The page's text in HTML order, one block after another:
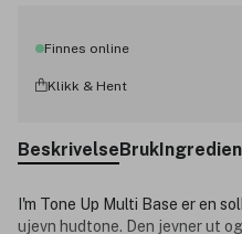
Finnes online
Klikk & Hent
BeskrivelseBruk
I'm Tone Up Multi Base er en
ujevn hudtone. Den jevner ut